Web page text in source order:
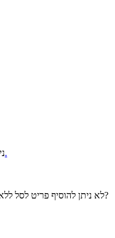
חנויות המותג.
לא ניתן להוסיף פריט לסל ללא בדיקת איזור השילוח. האם ברצונך לסגור?